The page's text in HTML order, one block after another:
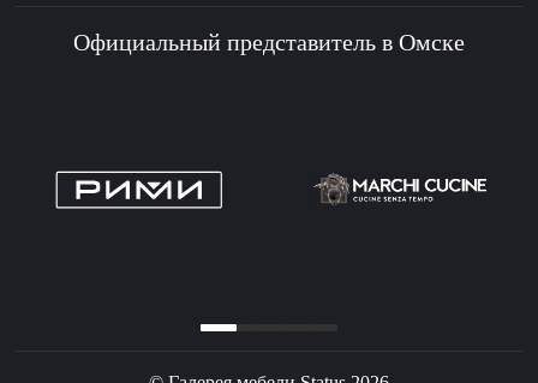
Официальный представитель в Омске